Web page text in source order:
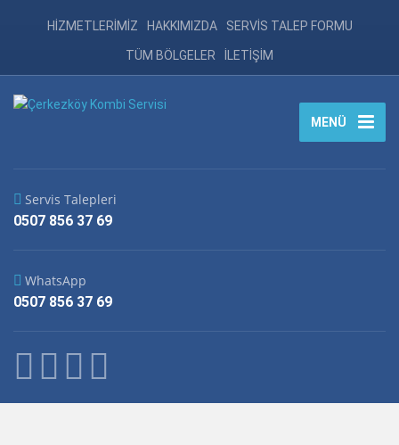
HİZMETLERİMİZ HAKKIMIZDA SERVİS TALEP FORMU
TÜM BÖLGELER İLETİŞİM
MENÜ
Servis Talepleri
0507 856 37 69
WhatsApp
0507 856 37 69